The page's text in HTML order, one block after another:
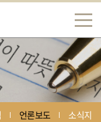
언론보도 소식지